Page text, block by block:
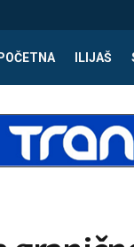
POČETNA ILIJAŠ